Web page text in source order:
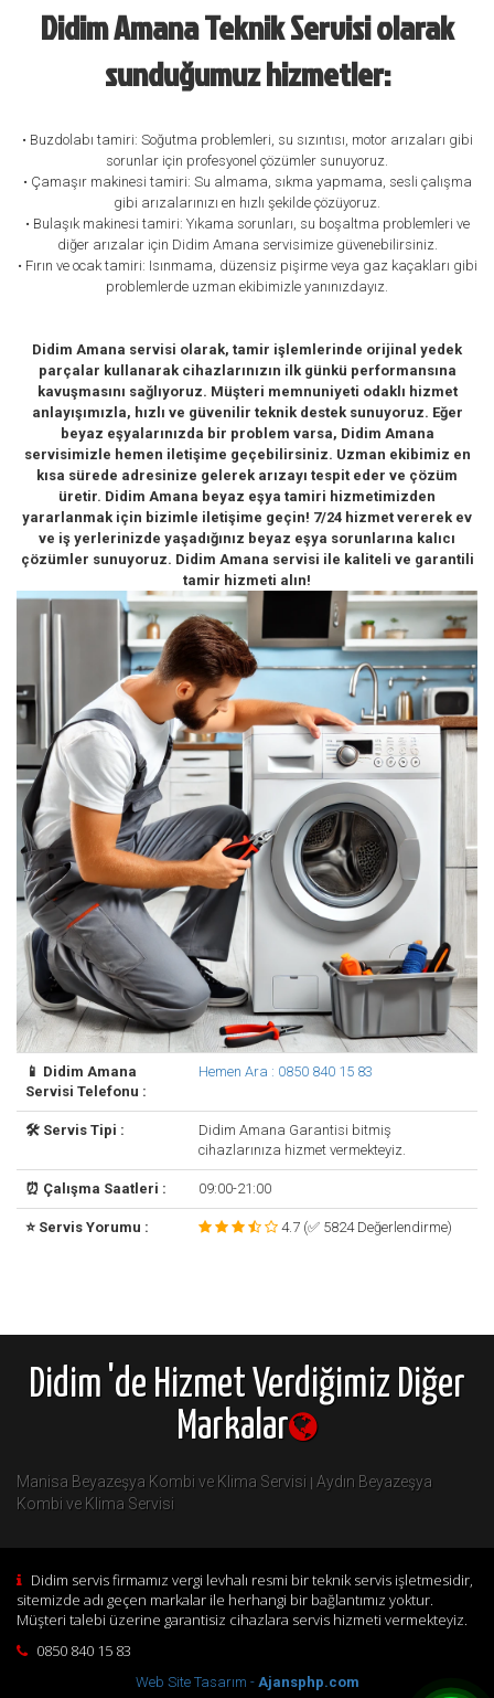
Didim Amana Teknik Servisi olarak
sunduğumuz hizmetler:
• Buzdolabı tamiri: Soğutma problemleri, su sızıntısı, motor arızaları gibi
sorunlar için profesyonel çözümler sunuyoruz.
• Çamaşır makinesi tamiri: Su almama, sıkma yapmama, sesli çalışma
gibi arızalarınızı en hızlı şekilde çözüyoruz.
• Bulaşık makinesi tamiri: Yıkama sorunları, su boşaltma problemleri ve
diğer arızalar için Didim Amana servisimize güvenebilirsiniz.
• Fırın ve ocak tamiri: Isınmama, düzensiz pişirme veya gaz kaçakları gibi
problemlerde uzman ekibimizle yanınızdayız.
Didim Amana servisi olarak, tamir işlemlerinde orijinal yedek
parçalar kullanarak cihazlarınızın ilk günkü performansına
kavuşmasını sağlıyoruz. Müşteri memnuniyeti odaklı hizmet
anlayışımızla, hızlı ve güvenilir teknik destek sunuyoruz. Eğer
beyaz eşyalarınızda bir problem varsa, Didim Amana
servisimizle hemen iletişime geçebilirsiniz. Uzman ekibimiz en
kısa sürede adresinize gelerek arızayı tespit eder ve çözüm
üretir. Didim Amana beyaz eşya tamiri hizmetimizden
yararlanmak için bizimle iletişime geçin! 7/24 hizmet vererek ev
ve iş yerlerinizde yaşadığınız beyaz eşya sorunlarına kalıcı
çözümler sunuyoruz. Didim Amana servisi ile kaliteli ve garantili
tamir hizmeti alın!
📱 Didim Amana
Servisi Telefonu :
Hemen Ara : 0850 840 15 83
🛠️ Servis Tipi :
Didim Amana Garantisi bitmiş
cihazlarınıza hizmet vermekteyiz.
⏰ Çalışma Saatleri : 09:00-21:00
⭐ Servis Yorumu : 4.7 (✅ 5824 Değerlendirme)
Didim 'de Hizmet Verdiğimiz Diğer
Markalar
Manisa Beyazeşya Kombi ve Klima Servisi | Aydın Beyazeşya
Kombi ve Klima Servisi
Didim servis firmamız vergi levhalı resmi bir teknik servis işletmesidir,
sitemizde adı geçen markalar ile herhangi bir bağlantımız yoktur.
Müşteri talebi üzerine garantisiz cihazlara servis hizmeti vermekteyiz.
0850 840 15 83
Web Site Tasarım - Ajansphp.com